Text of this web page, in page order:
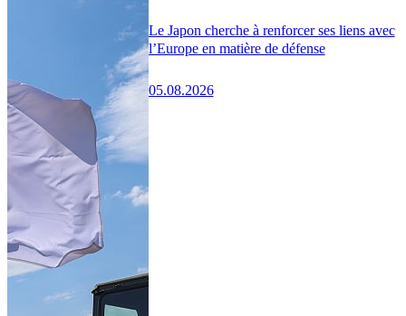
Le Japon cherche à renforcer ses liens avec
l’Europe en matière de défense
05.08.2026